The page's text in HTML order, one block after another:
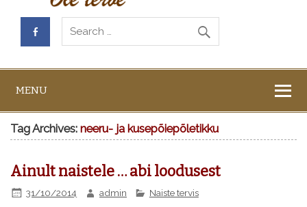
MENU
Tag Archives:neeru- ja kusepõiepõletikku
Ainult naistele … abi loodusest
31/10/2014 admin Naiste tervis